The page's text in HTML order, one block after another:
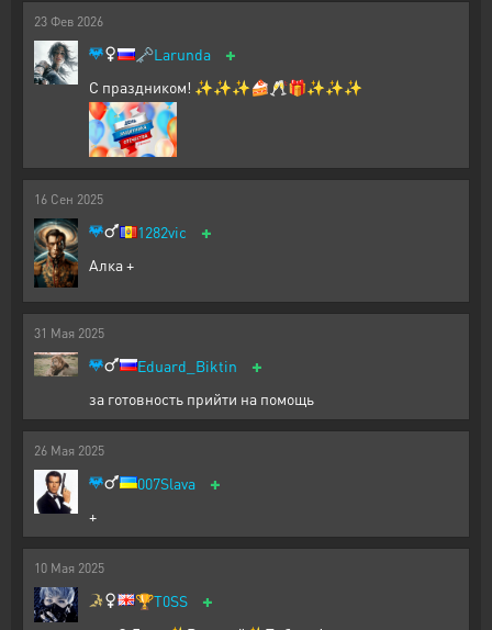
23 Фев 2026
🗝️Larunda +
С праздником! ✨✨✨🍰🥂🎁✨✨✨
16 Сен 2025
1282vic +
Алка +
31 Мая 2025
Eduard_Biktin +
за готовность прийти на помощь
26 Мая 2025
007Slava +
+
10 Мая 2025
🏆T0SS +